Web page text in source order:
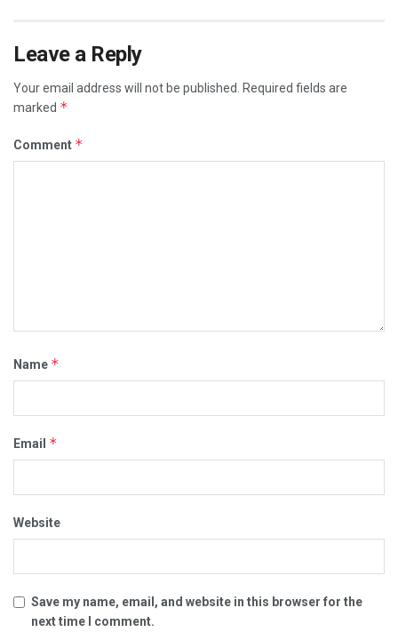
Leave a Reply
Your email address will not be published.
Required fields are
marked *
Comment *
Name *
Email *
Website
Save my name, email, and website in this browser for the
next time I comment.